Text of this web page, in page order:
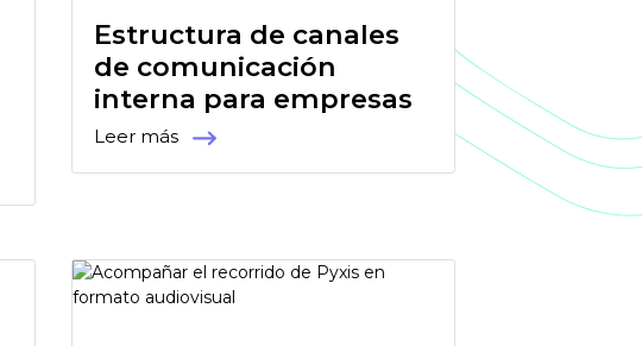
Estructura de canales
de comunicación
interna para empresas
Leer más